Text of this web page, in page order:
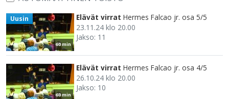
60 min
Uusin Elävät virrat Hermes Falcao jr. osa 5/5
23.11.24 klo 20.00
Jakso: 11
60 min
Elävät virrat Hermes Falcao jr. osa 4/5
26.10.24 klo 20.00
Jakso: 10